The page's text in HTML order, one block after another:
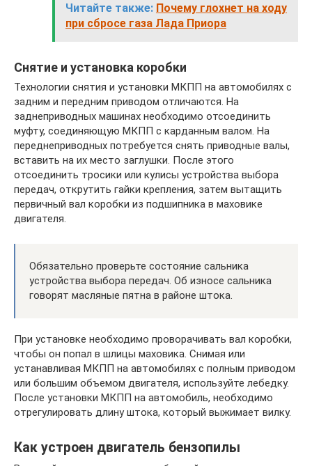
Читайте также: Почему глохнет на ходу
при сбросе газа Лада Приора
Снятие и установка коробки
Технологии снятия и установки МКПП на автомобилях с
задним и передним приводом отличаются. На
заднеприводных машинах необходимо отсоединить
муфту, соединяющую МКПП с карданным валом. На
переднеприводных потребуется снять приводные валы,
вставить на их место заглушки. После этого
отсоединить тросики или кулисы устройства выбора
передач, открутить гайки крепления, затем вытащить
первичный вал коробки из подшипника в маховике
двигателя.
Обязательно проверьте состояние сальника
устройства выбора передач. Об износе сальника
говорят масляные пятна в районе штока.
При установке необходимо проворачивать вал коробки,
чтобы он попал в шлицы маховика. Снимая или
устанавливая МКПП на автомобилях с полным приводом
или большим объемом двигателя, используйте лебедку.
После установки МКПП на автомобиль, необходимо
отрегулировать длину штока, который выжимает вилку.
Как устроен двигатель бензопилы